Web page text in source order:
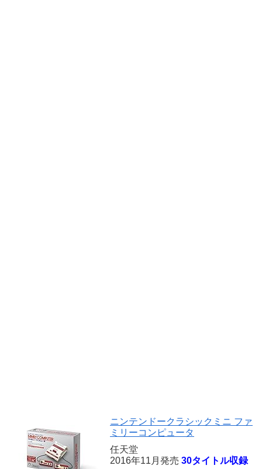
ニンテンドークラシックミニ ファ
ミリーコンピュータ
任天堂
2016年11月発売 30タイトル収録